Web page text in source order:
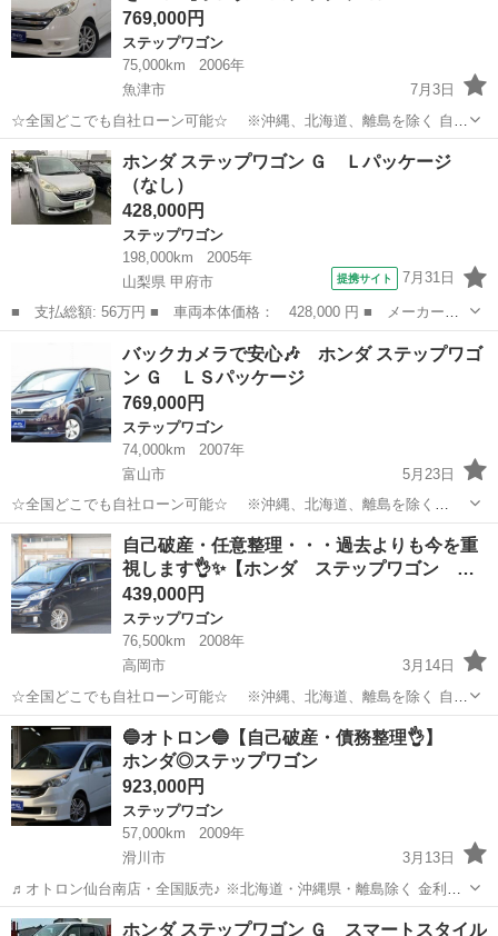
769,000円
ステップワゴン
75,000km
2006年
魚津市
7月3日
☆全国どこでも自社ローン可能☆ ※沖縄、北海道、離島を除く 自己
破産、債務整理の経験あり… 転職したばかり…自営業… 頭金一括の準
備は難しい… そんな不安はオトロンにお任せ(^^)/ 自社ローン専門
店！...
富山 魚津市 ステップワゴン オトロン
ホンダ ステップワゴン Ｇ Ｌパッケージ
（なし）
428,000円
ステップワゴン
198,000km
2005年
山梨県 甲府市
提携サイト 7月31日
■ 支払総額: 56万円 ■ 車両本体価格： 428,000 円 ■ メーカー
名： ホンダ ■ 車種名： ステップワゴン ■ グレード名： Ｇ
Ｌパッケージ ■ 排気量： 2000cc ■ ドア枚数： 5D ■ ミッショ
ン...
ステップワゴン
バックカメラで安心🎶 ホンダ ステップワゴ
ン Ｇ ＬＳパッケージ
769,000円
ステップワゴン
74,000km
2007年
富山市
5月23日
☆全国どこでも自社ローン可能☆ ※沖縄、北海道、離島を除く
https://www.otoron.jp/lists/detail?carno=028795 自己破産、債務整理の
経験あり… 転職したばかり…自...
富山 富山市 ステップワゴン オトロン
自己破産・任意整理・・・過去よりも今を重
視します👌✨【ホンダ ステップワゴン …
439,000円
ステップワゴン
76,500km
2008年
高岡市
3月14日
☆全国どこでも自社ローン可能☆ ※沖縄、北海道、離島を除く 自己
破産、債務整理の経験あり… 転職したばかり…自営業… 頭金一括の準
備は難しい… そんな不安はオトロンにお任せ(^^)/ 自社ローン専門
店！...
富山 高岡市 ステップワゴン スパーダ
🔵オトロン🔵【自己破産・債務整理👌】
ホンダ◎ステップワゴン
923,000円
ステップワゴン
57,000km
2009年
滑川市
3月13日
♬オトロン仙台南店・全国販売♪ ※北海道・沖縄県・離島除く 金利
0％!!!(^.^)/~~~ ＼今すぐ問合せよう／ ☆ ステップワゴン スパー
富山 滑川市 ステップワゴン オトロン
ホンダ ステップワゴン Ｇ スマートスタイル